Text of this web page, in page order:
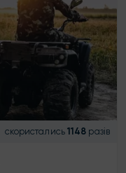
скористались 1148 разів